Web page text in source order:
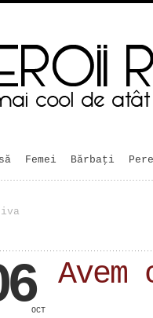
Femei Bărbaţi
OCT